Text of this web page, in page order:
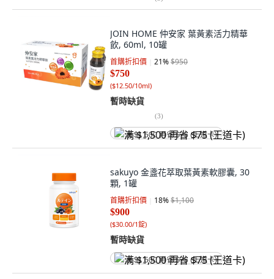
JOIN HOME 仲安家 葉黃素活力精華
飲, 60ml, 10罐
首購折扣價 21%$950
$750
($12.50/10ml)
暫時缺貨
(3)
满 $1,500 再省 $75 (王道卡)
sakuyo 金盞花萃取葉黃素軟膠囊, 30
顆, 1罐
首購折扣價 18%$1,100
$900
($30.00/1錠)
暫時缺貨
满 $1,500 再省 $75 (王道卡)